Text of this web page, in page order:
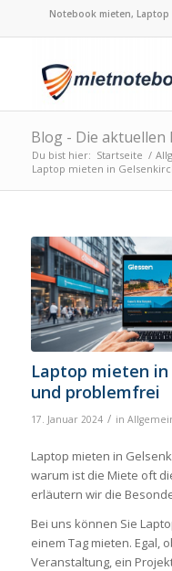
Notebook mieten,
Blog - Die aktuellen
Du bist hier: Startseite /
Laptop mieten in
Laptop mieten in
und problemfrei
17. Januar 2024 / in
Laptop mieten in
warum ist die Miete oft
erläutern wir die
Bei uns können Sie
einem Tag mieten. Egal,
Veranstaltung, ein